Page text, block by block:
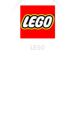
LEGO